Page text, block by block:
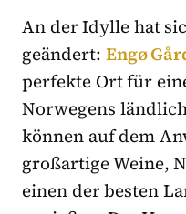
An der Idylle hat
geändert: Engø
perfekte Ort für
Norwegens
können auf dem
großartige Weine,
einen der besten